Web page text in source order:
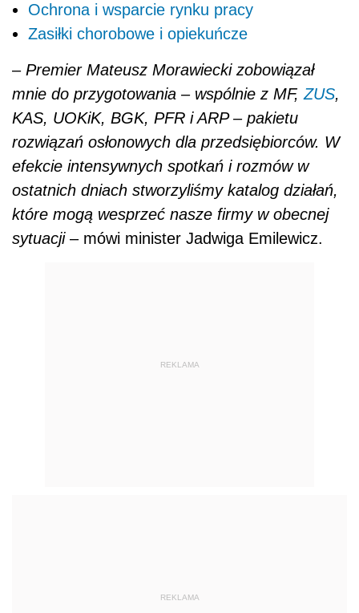
Ochrona i wsparcie rynku pracy
Zasiłki chorobowe i opiekuńcze
– Premier Mateusz Morawiecki zobowiązał
mnie do przygotowania – wspólnie z MF, ZUS,
KAS, UOKiK, BGK, PFR i ARP – pakietu
rozwiązań osłonowych dla przedsiębiorców. W
efekcie intensywnych spotkań i rozmów w
ostatnich dniach stworzyliśmy katalog działań,
które mogą wesprzeć nasze firmy w obecnej
sytuacji – mówi minister Jadwiga Emilewicz.
REKLAMA
REKLAMA